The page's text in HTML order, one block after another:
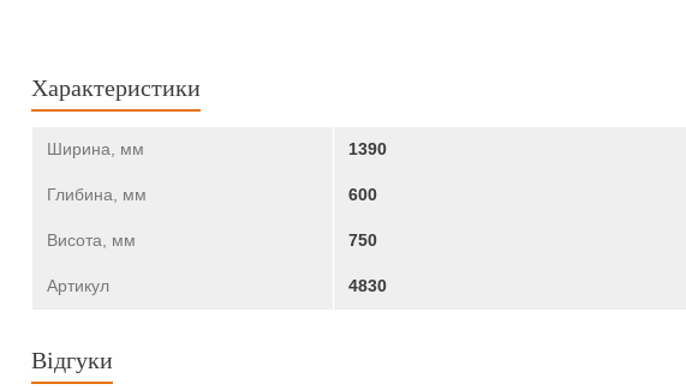
Характеристики
Ширина, мм 1390
Глибина, мм 600
Висота, мм 750
Артикул 4830
Відгуки